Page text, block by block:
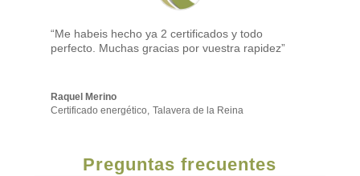
“Me habeis hecho ya 2 certificados y todo
perfecto. Muchas gracias por vuestra rapidez”
Raquel Merino
Certificado energético, Talavera de la Reina
Preguntas frecuentes